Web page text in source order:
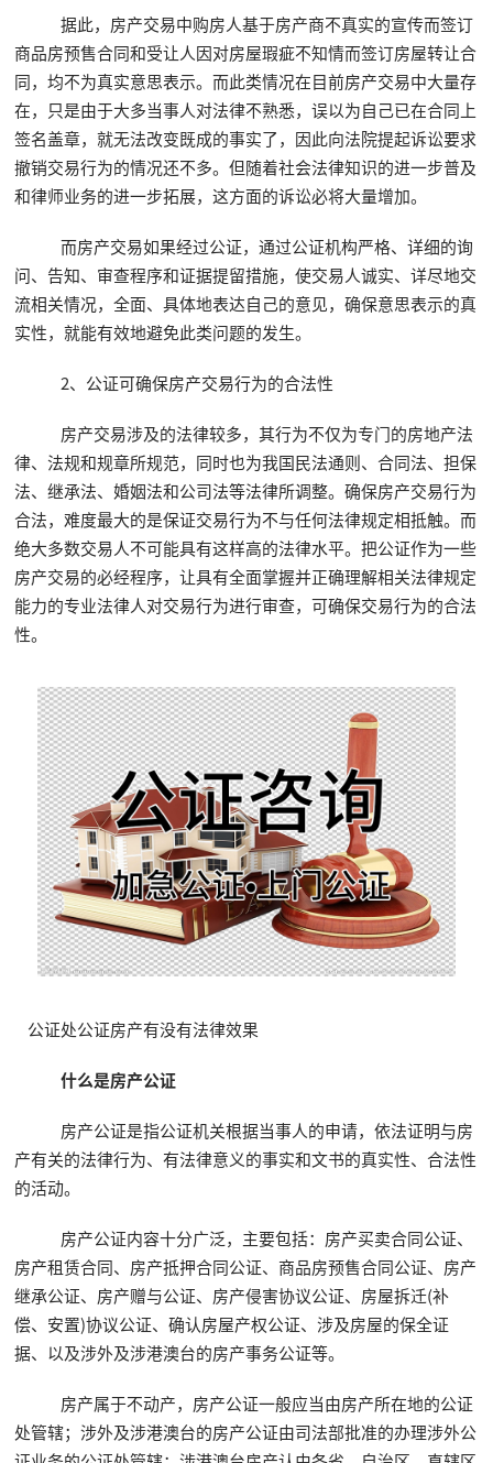
据此，房产交易中购房人基于房产商不真实的宣传而签订
商品房预售合同和受让人因对房屋瑕疵不知情而签订房屋转让合
同，均不为真实意思表示。而此类情况在目前房产交易中大量存
在，只是由于大多当事人对法律不熟悉，误以为自己已在合同上
签名盖章，就无法改变既成的事实了，因此向法院提起诉讼要求
撤销交易行为的情况还不多。但随着社会法律知识的进一步普及
和律师业务的进一步拓展，这方面的诉讼必将大量增加。
而房产交易如果经过公证，通过公证机构严格、详细的询
问、告知、审查程序和证据提留措施，使交易人诚实、详尽地交
流相关情况，全面、具体地表达自己的意见，确保意思表示的真
实性，就能有效地避免此类问题的发生。
2、公证可确保房产交易行为的合法性
房产交易涉及的法律较多，其行为不仅为专门的房地产法
律、法规和规章所规范，同时也为我国民法通则、合同法、担保
法、继承法、婚姻法和公司法等法律所调整。确保房产交易行为
合法，难度最大的是保证交易行为不与任何法律规定相抵触。而
绝大多数交易人不可能具有这样高的法律水平。把公证作为一些
房产交易的必经程序，让具有全面掌握并正确理解相关法律规定
能力的专业法律人对交易行为进行审查，可确保交易行为的合法
性。
公证处公证房产有没有法律效果
什么是房产公证
房产公证是指公证机关根据当事人的申请，依法证明与房
产有关的法律行为、有法律意义的事实和文书的真实性、合法性
的活动。
房产公证内容十分广泛，主要包括：房产买卖合同公证、
房产租赁合同、房产抵押合同公证、商品房预售合同公证、房产
继承公证、房产赠与公证、房产侵害协议公证、房屋拆迁(补
偿、安置)协议公证、确认房屋产权公证、涉及房屋的保全证
据、以及涉外及涉港澳台的房产事务公证等。
房产属于不动产，房产公证一般应当由房产所在地的公证
处管辖；涉外及涉港澳台的房产公证由司法部批准的办理涉外公